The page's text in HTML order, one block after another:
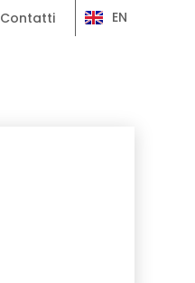
Contatti EN